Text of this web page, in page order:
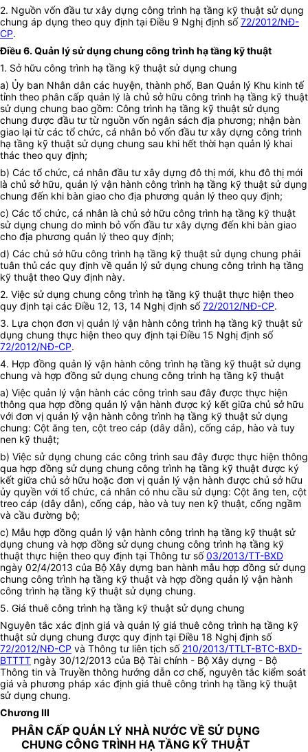
2. Nguồn vốn đầu tư xây dựng công trình hạ tầng kỹ thuật sử dụng
chung áp dụng theo quy định tại Điều 9 Nghị định số72/2012/NĐ-
CP.
Điều 6.Quản lý sử dụng chung công trình hạ tầng kỹ thuật
1. Sở hữu công trình hạ tầng kỹ thuật sử dụng chung
a) Ủy ban Nhân dân các huyện, thành phố, Ban Quản lý Khu kinh tế
tỉnh theo phân cấp quản lý là chủ sở hữu công trình hạ tầng kỹ thuật
sử dụng chung bao gồm: Công trình hạ tầng kỹ thuật sử dụng
chung được đầu tư từ nguồn vốn ngân sách địa phương; nhận bàn
giao lại từ các tổ chức, cá nhân bỏ vốn đầu tư xây dựng công trình
hạ tầng kỹ thuật sử dụng chung sau khi hết thời hạn quản lý khai
thác theo quy định;
b) Các tổ chức, cá nhân đầu tư xây dựng đô thị mới, khu đô thị mới
là chủ sở hữu, quản lý vận hành công trình hạ tầng kỹ thuật sử dụng
chung đến khi bàn giao cho địa phương quản lý theo quy định;
c) Các tổ chức, cá nhân là chủ sở hữu công trình hạ tầng kỹ thuật
sử dụng chung do mình bỏ vốn đầu tư xây dựng đến khi bàn giao
cho địa phương quản lý theo quy định;
d) Các chủ sở hữu công trình hạ tầng kỹ thuật sử dụng chung phải
tuân thủ các quy định về quản lý sử dụng chung công trình hạ tầng
kỹ thuật theo Quy định này.
2. Việc sử dụng chung công trình hạ tầng kỹ thuật thực hiện theo
quy định tại các Điều 12, 13, 14 Nghị định số72/2012/NĐ-CP.
3. Lựa chọn đơn vị quản lý vận hành công trình hạ tầng kỹ thuật sử
dụng chung thực hiện theo quy định tại Điều 15 Nghị định số
72/2012/NĐ-CP.
4. Hợp đồng quản lý vận hành công trình hạ tầng kỹ thuật sử dụng
chung và hợp đồng sử dụng chung công trình hạ tầng kỹ thuật
a) Việc quản lý vận hành các công trình sau đây được thực hiện
thông qua hợp đồng quản lý vận hành được ký kết giữa chủ sở hữu
với đơn vị quản lý vận hành công trình hạ tầng kỹ thuật sử dụng
chung: Cột ăng ten, cột treo cáp (dây dẫn), cống cáp, hào và tuy
nen kỹ thuật;
b) Việc sử dụng chung các công trình sau đây được thực hiện thông
qua hợp đồng sử dụng chung công trình hạ tầng kỹ thuật được ký
kết giữa chủ sở hữu hoặc đơn vị quản lý vận hành được chủ sở hữu
ủy quyền với tổ chức, cá nhân có nhu cầu sử dụng: Cột ăng ten, cột
treo cáp (dây dẫn), cống cáp, hào và tuy nen kỹ thuật, cống ngầm
và cầu đường bộ;
c) Mẫu hợp đồng quản lý vận hành công trình hạ tầng kỹ thuật sử
dụng chung và hợp đồng sử dụng chung công trình hạ tầng kỹ
thuật thực hiện theo quy định tại Thông tư số03/2013/TT-BXD
ngày 02/4/2013 của Bộ Xây dựng ban hành mẫu hợp đồng sử dụng
chung công trình hạ tầng kỹ thuật và hợp đồng quản lý vận hành
công trình hạ tầng kỹ thuật sử dụng chung.
5. Giá thuê công trình hạ tầng kỹ thuật sử dụng chung
Nguyên tắc xác định giá và quản lý giá thuê công trình hạ tầng kỹ
thuật sử dụng chung được quy định tại Điều 18 Nghị định số
72/2012/NĐ-CP và Thông tư liên tịch số 210/2013/TTLT-BTC-BXD-
BTTTT ngày 30/12/2013 của Bộ Tài chính - Bộ Xây dựng - Bộ
Thông tin và Truyền thông hướng dẫn cơ chế, nguyên tắc kiểm soát
giá và phương pháp xác định giá thuê công trình hạ tầng kỹ thuật
sử dụng chung.
Chương III
PHÂN CẤP QUẢN LÝ NHÀ NƯỚC VỀ SỬ DỤNG
CHUNG CÔNG TRÌNH HẠ TẦNG KỸ THUẬT